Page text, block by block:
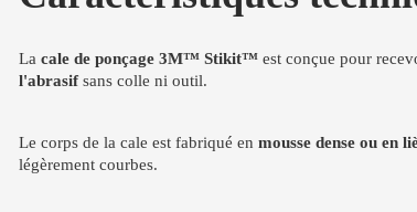
La cale de ponçage 3M™ Stikit™ est conçue pour
l'abrasifsans colle ni outil.
Le corps de la cale est fabriqué en mousse dense ou en
légèrement courbes.